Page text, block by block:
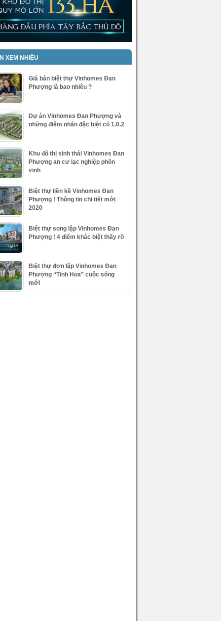
XEM NHIỀU
Giá bán biệt thự Vinhomes Đan
Phượng là bao nhiêu ?
Dự án Vinhomes Đan Phượng và
những điểm nhấn đặc biệt có 1.0.2
Khu đô thị sinh thái Vinhomes Đan
Phượng an cư lạc nghiệp phồn
vinh
Biệt thự liền kề Vinhomes Đan
Phượng ! Thông tin chi tiết mới
2020
Biệt thự song lập Vinhomes Đan
Phượng ! 4 điểm khác biệt thấy rõ
Biệt thự đơn lập Vinhomes Đan
Phượng “Tinh Hoa” cuộc sống
mới